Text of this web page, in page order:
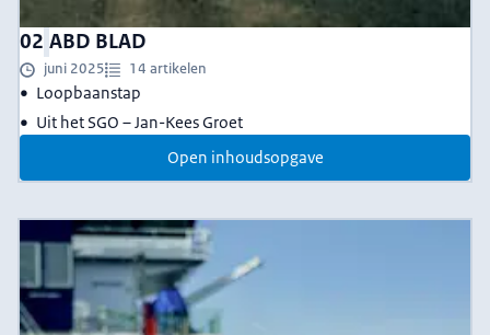
02 ABD BLAD
juni 2025 14 artikelen
Loopbaanstap
Uit het SGO – Jan-Kees Groet
Open inhoudsopgave